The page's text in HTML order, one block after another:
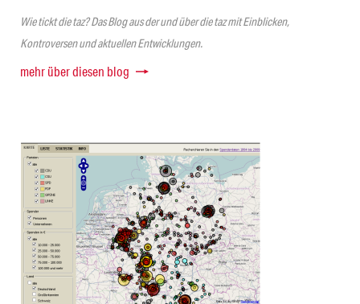
Wie tickt die taz? Das Blog aus der und über die taz mit Einblicken,
Kontroversen und aktuellen Entwicklungen.
mehr über diesen blog